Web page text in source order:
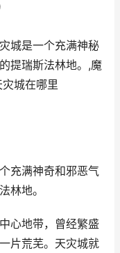
城是一个充满神秘
提瑞斯法林地。,魔
城在哪里
充满神奇和邪恶气
林地。
心地带，曾经繁盛
片荒芜。天灾城就